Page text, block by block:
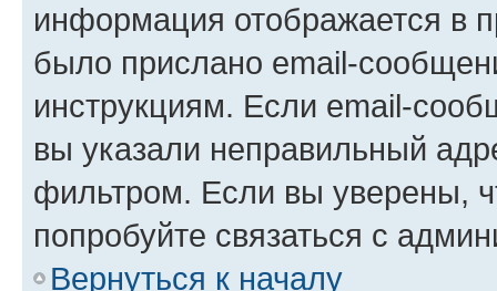
информация отображается в
было прислано email-
инструкциям. Если email-
вы указали неправильный
фильтром. Если вы уверены,
попробуйте связаться с
Вернуться к началу